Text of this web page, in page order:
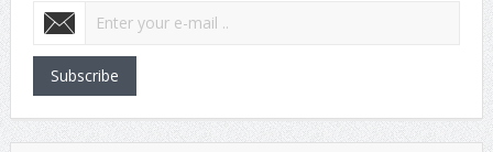
Subscribe